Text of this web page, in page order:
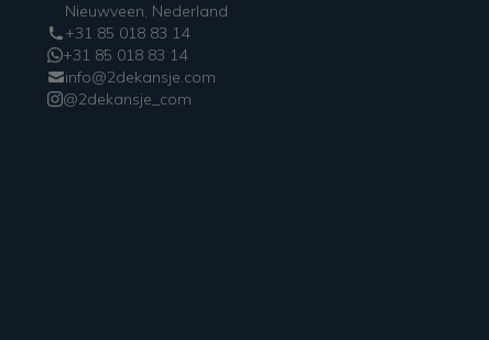
Nieuwveen, Nederland
+31 85 018 83 14
+31 85 018 83 14
info@2dekansje.com
@2dekansje_com